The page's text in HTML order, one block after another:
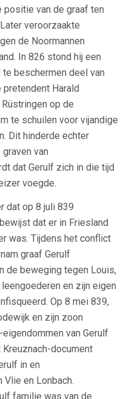
positie van de graaf ten
veroorzaakte
de Noormannen
In 826 stond hij een
beschermen deel van
Harald
op de
te schuilen voor vijandige
Dit hinderde echter
van
dat Gerulf zich in die tijd
voegde.
dat op 8 juli 839
dat er in Friesland
was. Tijdens het conflict
graaf Gerulf
de beweging tegen Louis,
en zijn eigen
Op 8 mei 839,
en zijn zoon
van Gerulf
document
in en
Vlie en Lonbach.
familie was van de